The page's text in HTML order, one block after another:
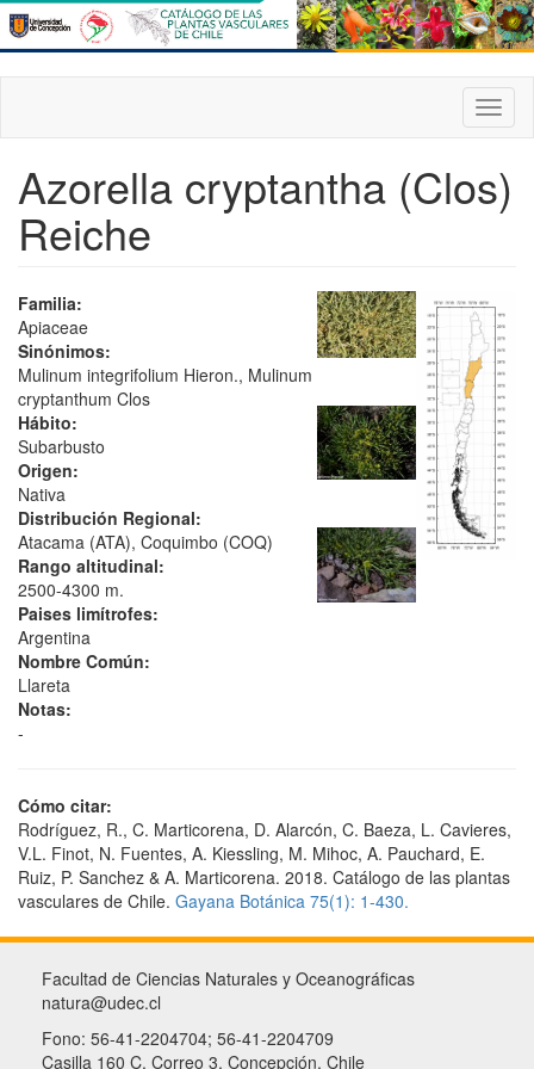
Pasar
al
contenido
principal
Azorella cryptantha (Clos)
Reiche
Familia:
Apiaceae
Sinónimos:
Mulinum integrifolium Hieron., Mulinum
cryptanthum Clos
Hábito:
Subarbusto
Origen:
Nativa
Distribución Regional:
Atacama (ATA), Coquimbo (COQ)
Rango altitudinal:
2500-4300 m.
Paises limítrofes:
Argentina
Nombre Común:
Llareta
Notas:
-
Cómo citar:
Rodríguez, R., C. Marticorena, D. Alarcón, C. Baeza, L. Cavieres,
V.L. Finot, N. Fuentes, A. Kiessling, M. Mihoc, A. Pauchard, E.
Ruiz, P. Sanchez & A. Marticorena. 2018. Catálogo de las plantas
vasculares de Chile. Gayana Botánica 75(1): 1-430.
Facultad de Ciencias Naturales y Oceanográficas
natura@udec.cl
Fono: 56-41-2204704; 56-41-2204709
Casilla 160 C, Correo 3, Concepción, Chile